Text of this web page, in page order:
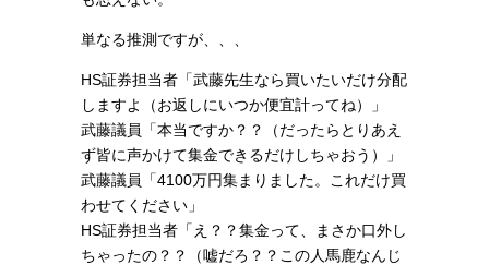
単なる推測ですが、、、
HS証券担当者「武藤先生なら買いたいだけ分配
しますよ（お返しにいつか便宜計ってね）」
武藤議員「本当ですか？？（だったらとりあえ
ず皆に声かけて集金できるだけしちゃおう）」
武藤議員「4100万円集まりました。これだけ買
わせてください」
HS証券担当者「え？？集金って、まさか口外し
ちゃったの？？（嘘だろ？？この人馬鹿なんじ